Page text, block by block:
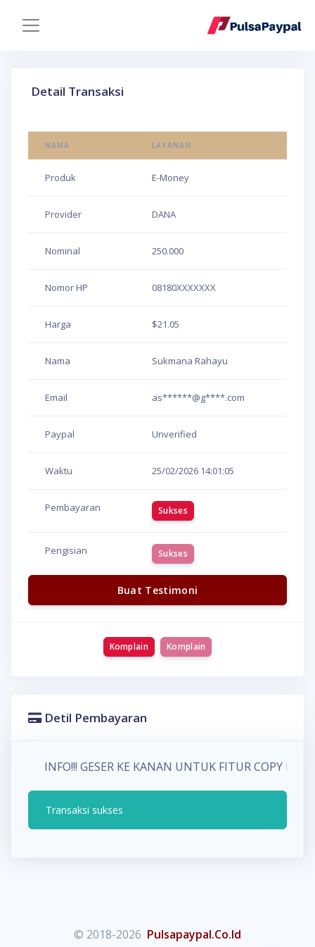
Detail Transaksi
NAMA LAYANAN
Produk E-Money
Provider DANA
Nominal 250.000
Nomor HP 08180XXXXXXX
Harga $21.05
Nama Sukmana Rahayu
Email as******@g****.com
Paypal Unverified
Waktu 25/02/2026 14:01:05
Pembayaran Sukses
Pengisian Sukses
Buat Testimoni
Komplain Komplain
Detil Pembayaran
INFO!!! GESER KE KANAN UNTUK FITUR COPY
Transaksi sukses
© 2018-2026 Pulsapaypal.Co.Id